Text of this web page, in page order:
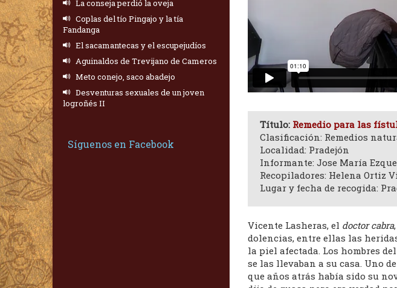
La conseja perdió la oveja
Coplas del tío Pingajo y la tía
Fandanga
El sacamantecas y el escupejudíos
Aguinaldos de Trevijano de Cameros
Meto conejo, saco abadejo
Desventuras sexuales de un joven
logroñés II
Síguenos en Facebook
Título: Remedio para las
Clasificación: Remedios
Localidad: Pradejón
Informante: Jose María
Recopiladores: Helena Ortiz
Lugar y fecha de recogida:
Vicente Lasheras, el doctor cabra
dolencias, entre ellas las
la piel afectada. Los hombres
se las llevaban a su casa. Uno
que años atrás había sido su